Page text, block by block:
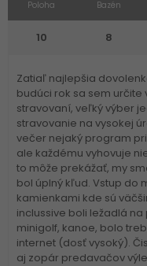
Poloha
10
Bazén
8
Zatiaľ najlepšia
budúci rok sa sem
stravovaní, veľký výber
stravovanie na vysokej
večer nejaký program
ale každému vyhovuje
to môže prekážať, my
bol úplný kľud. Vstup do
kamienkami kde sú
inclussive boli ležadlá na
minigolf, kanoe, bolo
internet (dosť vysoký).
aj zopár predavačov